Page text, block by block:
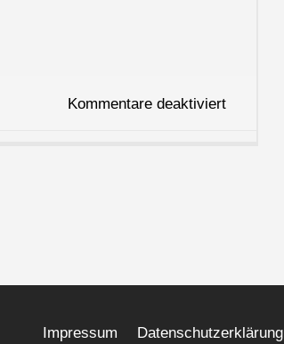
Kommentare deaktiviertfür
Impressum Datenschutzerklärung